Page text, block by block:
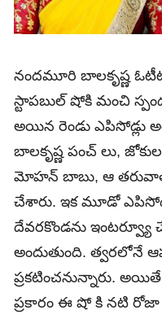
నందమూరి బాలకృష్ణ
స్టాపబుల్ షోకి మంచి
అయిన రెండు ఎపిసోడ్లు
బాలకృష్ణ పంచ్ లు,
మోహన్ బాబు, ఆ
చేశారు. ఇక మూడో
దేవరకొండను
అందుతుంది. త్వరలోనే
ప్రకటించనున్నారు.
ప్రకారం ఈ షో కి నటి రోజా